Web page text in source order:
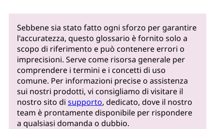
Sebbene sia stato fatto ogni sforzo per garantire
l'accuratezza, questo glossario è fornito solo a
scopo di riferimento e può contenere errori o
imprecisioni. Serve come risorsa generale per
comprendere i termini e i concetti di uso
comune. Per informazioni precise o assistenza
sui nostri prodotti, vi consigliamo di visitare il
nostro sito disupporto, dedicato, dove il nostro
team è prontamente disponibile per rispondere
a qualsiasi domanda o dubbio.